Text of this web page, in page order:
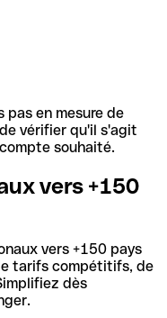
pas en mesure de
vérifier qu'il s'agit
souhaité.
vers +150
vers +150 pays
tarifs compétitifs, de
dès